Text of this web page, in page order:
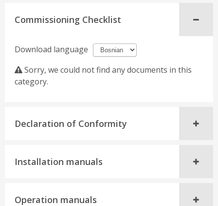
Commissioning Checklist
Download language
Sorry, we could not find any documents in this
category.
Declaration of Conformity
Installation manuals
Operation manuals